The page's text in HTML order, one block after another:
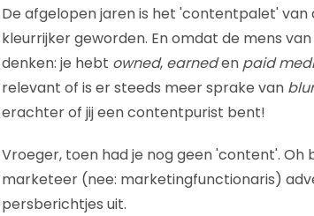
De afgelopen jaren is het 'contentpalet'
kleurrijker geworden. En omdat de mens
denken: je hebt owned, earneden paid
relevant of is er steeds meer sprake van
erachter of jij een contentpurist bent!
Vroeger, toen had je nog geen 'content'.
marketeer (nee: marketingfunctionaris)
persberichtjes uit.